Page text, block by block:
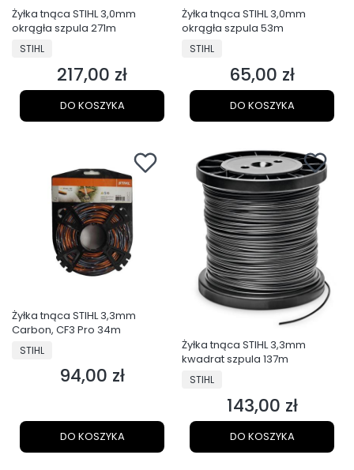
Żyłka tnąca STIHL 3,0mm
okrągła szpula 271m
PRODUCENT
STIHL
Cena
217,00 zł
DO KOSZYKA
Żyłka tnąca STIHL 3,0mm
okrągła szpula 53m
PRODUCENT
STIHL
Cena
65,00 zł
DO KOSZYKA
Żyłka tnąca STIHL 3,3mm
Carbon, CF3 Pro 34m
PRODUCENT
STIHL
Cena
94,00 zł
DO KOSZYKA
Żyłka tnąca STIHL 3,3mm
kwadrat szpula 137m
PRODUCENT
STIHL
Cena
143,00 zł
DO KOSZYKA